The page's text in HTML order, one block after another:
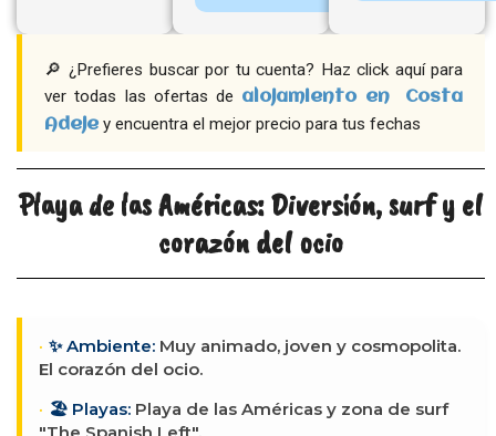
🔎 ¿Prefieres buscar por tu cuenta? Haz click aquí para
ver todas las ofertas de alojamiento en
Costa
Adeje y encuentra el mejor precio para tus fechas
Playa de las Américas: Diversión, surf y el
corazón del ocio
✨ Ambiente: Muy animado, joven y cosmopolita.
El corazón del ocio.
🏖️ Playas: Playa de las Américas y zona de surf